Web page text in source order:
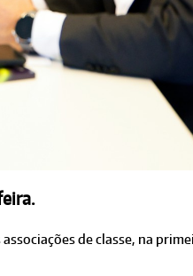
de classe, na